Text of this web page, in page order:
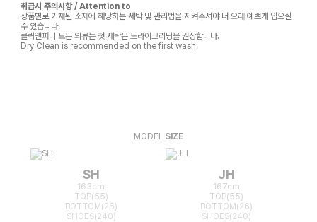
취급시 주의사항 / Attention to
상품별로 기재된 소재에 해당하는 세탁 및 관리법을 지켜주셔야 더 오래 예쁘게 입으실
수 있습니다.
클릭앤퍼니 모든 의류는 첫 세탁은 드라이크리닝을 권장합니다.
Dry Clean is recommended on the first wash.
MODEL SIZE
SH
163cm
TOP(55)
BOTTOM(26)
SHOES(240)
JH
167cm
TOP(55)
BOTTOM(26)
SHOES(240)